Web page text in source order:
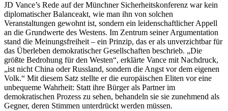
JD Vance’s Rede auf der Münchner Sicherheitskonferenz war kein
diplomatischer Balanceakt, wie man ihn von solchen
Veranstaltungen gewohnt ist, sondern ein leidenschaftlicher Appell
an die Grundwerte des Westens. Im Zentrum seiner Argumentation
stand die Meinungsfreiheit – ein Prinzip, das er als unverzichtbar für
das Überleben demokratischer Gesellschaften beschrieb. „Die
größte Bedrohung für den Westen“, erklärte Vance mit Nachdruck,
„ist nicht China oder Russland, sondern die Angst vor dem eigenen
Volk.“ Mit diesem Satz stellte er die europäischen Eliten vor eine
unbequeme Wahrheit: Statt ihre Bürger als Partner im
demokratischen Prozess zu sehen, behandeln sie sie zunehmend als
Gegner, deren Stimmen unterdrückt werden müssen.